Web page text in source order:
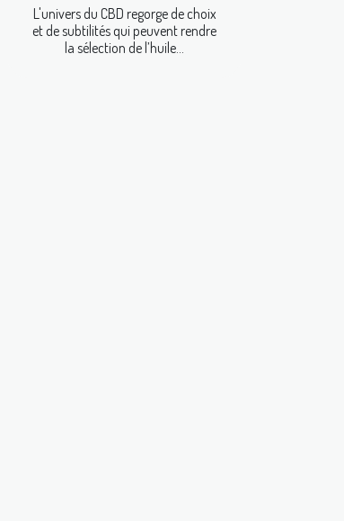
L'univers du CBD regorge de choix
et de subtilités qui peuvent rendre
la sélection de l’huile...